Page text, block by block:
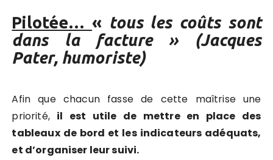
Pilotée…« tous les coûts sont
dans la facture » (Jacques
Pater, humoriste)
Afin que chacun fasse de cette maîtrise une
priorité, il est utile de mettre en place des
tableaux de bord et les indicateurs adéquats,
et d’organiser leur suivi.